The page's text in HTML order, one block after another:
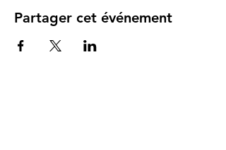
Partager cet événement